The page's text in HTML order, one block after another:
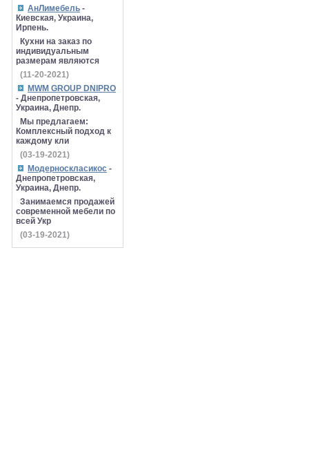
АнЛимебель -
Киевская, Украина,
Ирпень.
Кухни на заказ по
индивидуальным
размерам являются
(11-20-2021)
MWM GROUP DNIPRO
- Днепропетровская,
Украина, Днепр.
Мы предлагаем:
Комплексный подход к
каждому кли
(03-19-2021)
Модерноскласикос -
Днепропетровская,
Украина, Днепр.
Занимаемся продажей
современной мебели по
всей Укр
(03-19-2021)